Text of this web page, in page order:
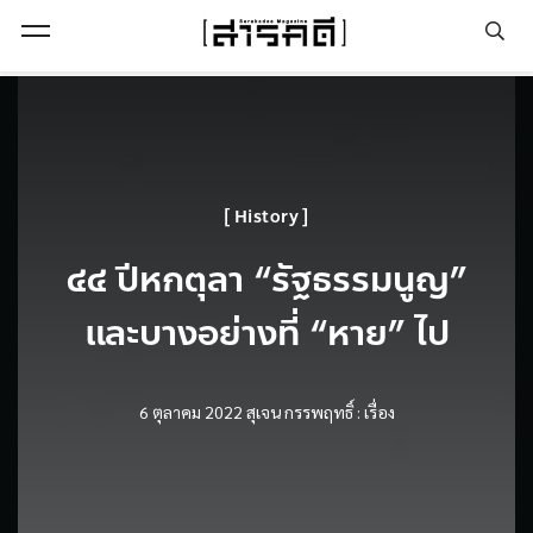
History
๔๔ ปีหกตุลา “รัฐธรรมนูญ”
และบางอย่างที่ “หาย” ไป
6 ตุลาคม 2022 สุเจน กรรพฤทธิ์ : เรื่อง